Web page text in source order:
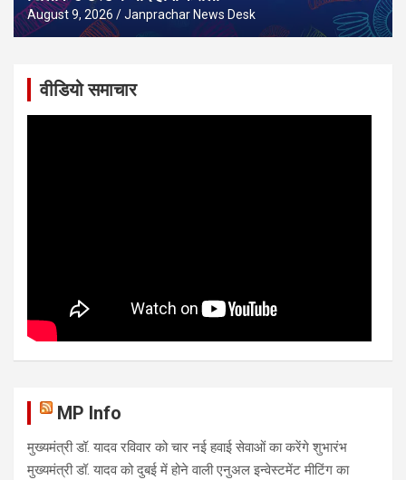
August 9, 2026 Janprachar News Desk
वीडियो समाचार
MP Info
मुख्यमंत्री डॉ. यादव रविवार को चार नई हवाई सेवाओं का करेंगे शुभारंभ
मुख्यमंत्री डॉ. यादव को दुबई में होने वाली एनुअल इन्वेस्टमेंट मीटिंग का